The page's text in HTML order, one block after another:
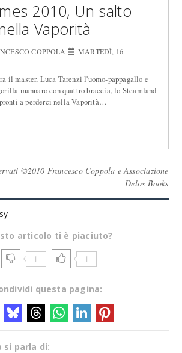
2010, Un salto
Vaporità
COPPOLA
MARTEDÌ, 16
il master, Luca Tarenzi l'uomo-pappagallo e
mannaro con quattro braccia, lo Steamland
a perderci nella Vaporità…
©2010 Francesco Coppola e Associazione
Delos Books
articolo ti è piaciuto?
1 1
questa pagina:
si parla di: